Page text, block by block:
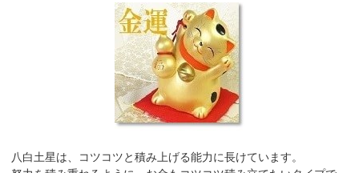
八白土星は、コツコツと積み上げる能力に長けています。